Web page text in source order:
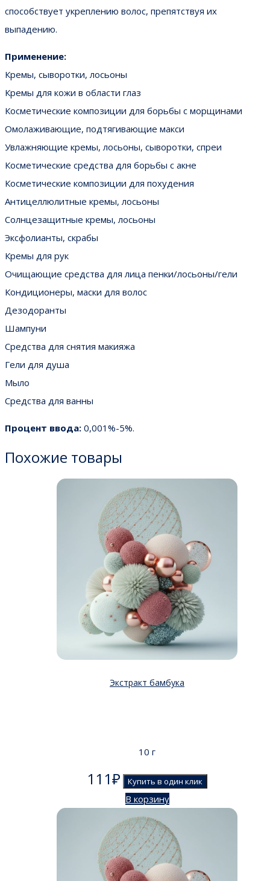
способствует укреплению волос, препятствуя их
выпадению.
Применение:
Кремы, сыворотки, лосьоны
Кремы для кожи в области глаз
Косметические композиции для борьбы с морщинами
Омолаживающие, подтягивающие макси
Увлажняющие кремы, лосьоны, сыворотки, спреи
Косметические средства для борьбы с акне
Косметические композиции для похудения
Антицеллюлитные кремы, лосьоны
Солнцезащитные кремы, лосьоны
Эксфолианты, скрабы
Кремы для рук
Очищающие средства для лица пенки/лосьоны/гели
Кондиционеры, маски для волос
Дезодоранты
Шампуни
Средства для снятия макияжа
Гели для душа
Мыло
Средства для ванны
Процент ввода: 0,001%-5%.
Похожие товары
Экстракт бамбука
10 г
111₽ Купить в один клик
В корзину